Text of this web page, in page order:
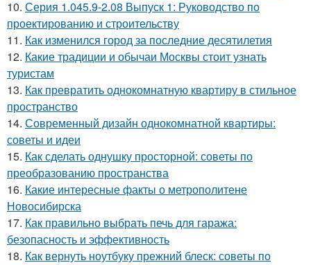
10. Серия 1.045.9-2.08 Выпуск 1: Руководство по
проектированию и строительству
11. Как изменился город за последние десятилетия
12. Какие традиции и обычаи Москвы стоит узнать
туристам
13. Как превратить однокомнатную квартиру в стильное
пространство
14. Современный дизайн однокомнатной квартиры:
советы и идеи
15. Как сделать однушку просторной: советы по
преобразованию пространства
16. Какие интересные факты о метрополитене
Новосибирска
17. Как правильно выбрать печь для гаража:
безопасность и эффективность
18. Как вернуть ноутбуку прежний блеск: советы по